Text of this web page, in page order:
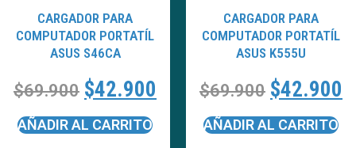
CARGADOR PARA
COMPUTADOR PORTATÍL
ASUS S46CA
$69.900 $42.900
AÑADIR AL CARRITO
CARGADOR PARA
COMPUTADOR PORTATÍL
ASUS K555U
$69.900 $42.900
AÑADIR AL CARRITO